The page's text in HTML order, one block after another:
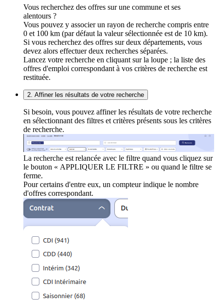
Vous recherchez des offres sur une commune et ses
alentours ?
Vous pouvez y associer un rayon de recherche compris entre
0 et 100 km (par défaut la valeur sélectionnée est de 10 km).
Si vous recherchez des offres sur deux départements, vous
devez alors effectuer deux recherches séparées.
Lancez votre recherche en cliquant sur la loupe ; la liste des
offres d'emploi correspondant à vos critères de recherche est
restituée.
2. Affiner les résultats de votre recherche
Si besoin, vous pouvez affiner les résultats de votre recherche
en sélectionnant des filtres et critères présents sous les critères
de recherche.
La recherche est relancée avec le filtre quand vous cliquez sur
le bouton « APPLIQUER LE FILTRE » ou quand le filtre se
ferme.
Pour certains d'entre eux, un compteur indique le nombre
d'offres correspondant.